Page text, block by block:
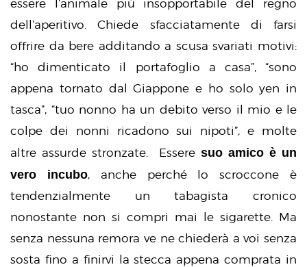
essere l’animale più insopportabile del regno
dell’aperitivo. Chiede sfacciatamente di farsi
offrire da bere additando a scusa svariati motivi:
“ho dimenticato il portafoglio a casa”, “sono
appena tornato dal Giappone e ho solo yen in
tasca”, “tuo nonno ha un debito verso il mio e le
colpe dei nonni ricadono sui nipoti”, e molte
altre assurde stronzate. Essere suo amico è un
vero incubo, anche perché lo scroccone è
tendenzialmente un tabagista cronico
nonostante non si compri mai le sigarette. Ma
senza nessuna remora ve ne chiederà a voi senza
sosta fino a finirvi la stecca appena comprata in